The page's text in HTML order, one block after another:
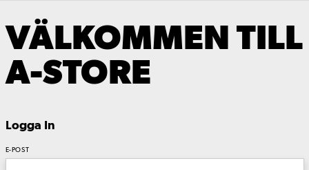
VÄLKOMMEN TILL
A-STORE
Logga In
E-POST